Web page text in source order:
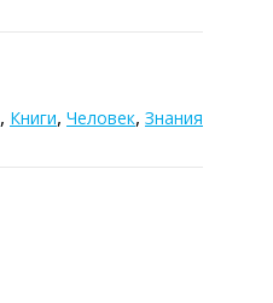
, Книги, Человек, Знания